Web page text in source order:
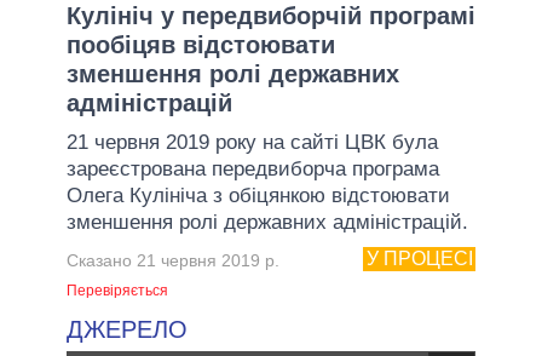
ВСІ ПЕРСОНИ
Кулініч у передвиборчій програмі
пообіцяв відстоювати
зменшення ролі державних
адміністрацій
21 червня 2019 року на сайті ЦВК була
зареєстрована передвиборча програма
Олега Кулініча з обіцянкою відстоювати
зменшення ролі державних адміністрацій.
У ПРОЦЕСІ
Сказано 21 червня 2019 р.
Перевіряється
ДЖЕРЕЛО